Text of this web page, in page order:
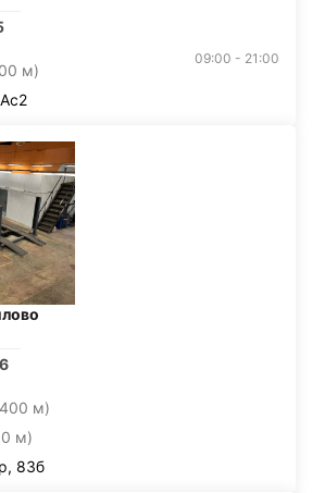
м)
09:00 - 21:00
м)
м)
83б